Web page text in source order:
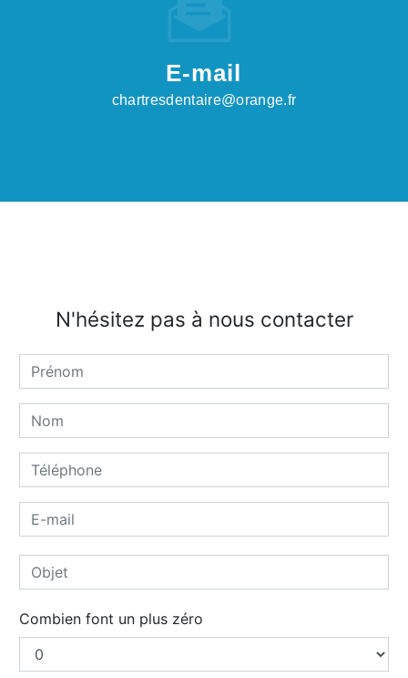
E-mail
chartresdentaire@orange.fr
N'hésitez pas à nous contacter
Combien font un plus zéro